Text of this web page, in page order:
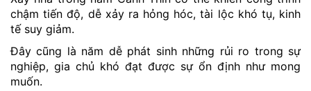
chậm tiến độ, dễ xảy ra hỏng hóc, tài lộc khó tụ, kinh
tế suy giảm.
Đây cũng là năm dễ phát sinh những rủi ro trong sự
nghiệp, gia chủ khó đạt được sự ổn định như mong
muốn.